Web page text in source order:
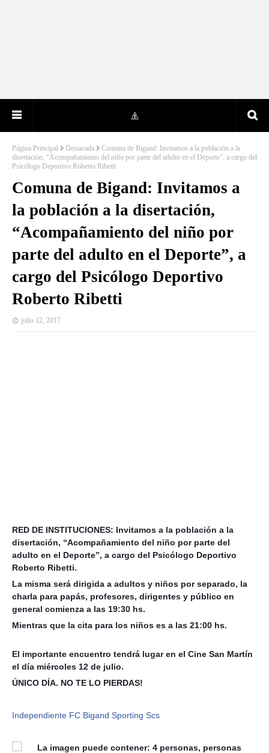
Página Principal Destacada
Comuna de Bigand: Invitamos a la población a la
disertación, “Acompañamiento del niño por parte del adulto en el Deporte”, a cargo del
Psicólogo Deportivo Roberto Ribetti
Comuna de Bigand: Invitamos a
la población a la disertación,
“Acompañamiento del niño por
parte del adulto en el Deporte”, a
cargo del Psicólogo Deportivo
Roberto Ribetti
julio 12, 2017
RED DE INSTITUCIONES: Invitamos a la población a la
disertación, “Acompañamiento del niño por parte del
adulto en el Deporte”, a cargo del Psicólogo Deportivo
Roberto Ribetti.
La misma será dirigida a adultos y niños por separado, la
charla para papás, profesores, dirigentes y público en
general comienza a las 19:30 hs.
Mientras que la cita para los niños es a las 21:00 hs.
El importante encuentro tendrá lugar en el Cine San Martín
el día miércoles 12 de julio.
ÚNICO DÍA. NO TE LO PIERDAS!
Independiente FC Bigand Sporting Scs